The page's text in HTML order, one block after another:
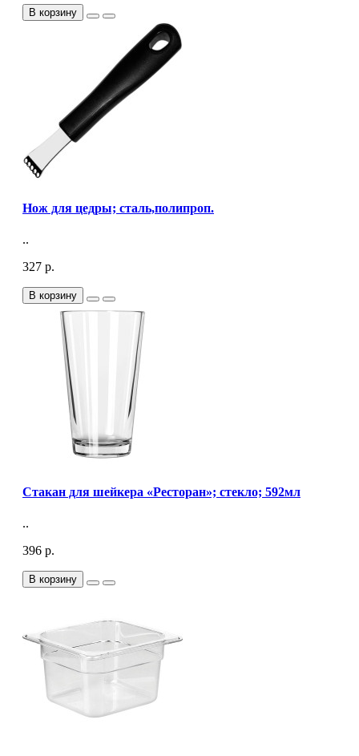
В корзину
Нож для цедры; сталь,полипроп.
..
327 р.
В корзину
Стакан для шейкера «Ресторан»; стекло; 592мл
..
396 р.
В корзину